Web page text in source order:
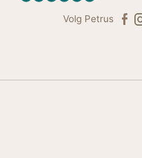
Volg Petrus